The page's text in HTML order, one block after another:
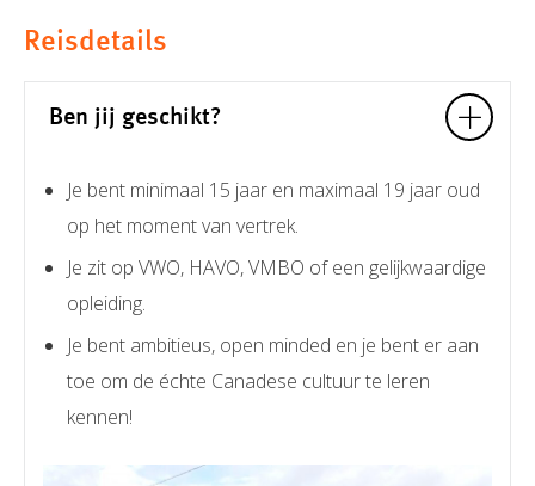
Reisdetails
Ben jij geschikt?
Je bent minimaal 15 jaar en maximaal 19 jaar oud
op het moment van vertrek.
Je zit op VWO, HAVO, VMBO of een gelijkwaardige
opleiding.
Je bent ambitieus, open minded en je bent er aan
toe om de échte Canadese cultuur te leren
kennen!